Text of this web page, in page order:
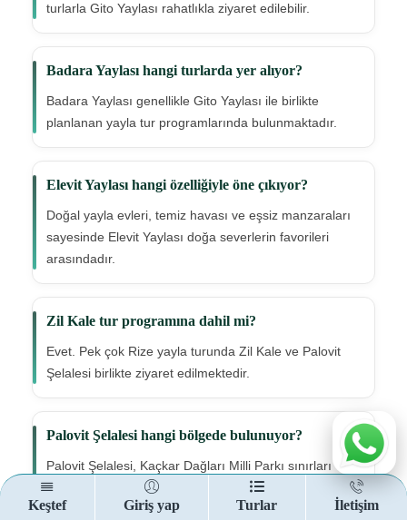
turlarla Gito Yaylası rahatlıkla ziyaret edilebilir.
Badara Yaylası hangi turlarda yer alıyor?
Badara Yaylası genellikle Gito Yaylası ile birlikte
planlanan yayla tur programlarında bulunmaktadır.
Elevit Yaylası hangi özelliğiyle öne çıkıyor?
Doğal yayla evleri, temiz havası ve eşsiz manzaraları
sayesinde Elevit Yaylası doğa severlerin favorileri
arasındadır.
Zil Kale tur programına dahil mi?
Evet. Pek çok Rize yayla turunda Zil Kale ve Palovit
Şelalesi birlikte ziyaret edilmektedir.
Palovit Şelalesi hangi bölgede bulunuyor?
Palovit Şelalesi, Kaçkar Dağları Milli Parkı sınırları
içerisinde yer almakta olup en yüksek debili
şelalelerden biridir.
Keştef Giriş yap Turlar İletişim